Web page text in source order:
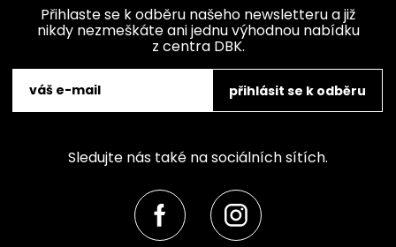
Přihlaste se k odběru našeho newsletteru a již
nikdy nezmeškáte ani jednu výhodnou nabídku
z centra DBK.
přihlásit se k odběru
Sledujte nás také na sociálních sítích.